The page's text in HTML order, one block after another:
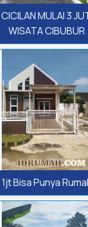
MULAI 3
WISATA CIBUBUR
1jt Bisa Punya